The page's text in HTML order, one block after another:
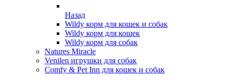
Назад
Wildy корм для кошек и собак
Wildy корм для кошек
Wildy корм для собак
Natures Miracle
Venilen игрушки для собак
Comfy & Pet Inn для кошек и собак